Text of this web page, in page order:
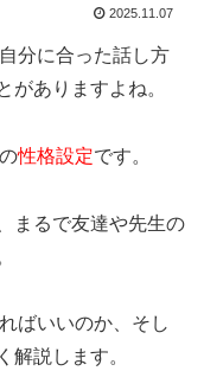
2025.11.07
分に合った話し方
がありますよね。
性格設定です。
まるで友達や先生の
ばいいのか、そし
解説します。